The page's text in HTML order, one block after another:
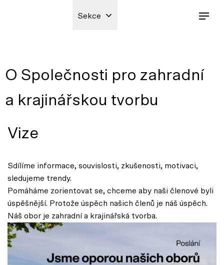
Sekce
O Společnosti pro zahradní
a krajinářskou tvorbu
Vize
Sdílíme informace, souvislosti, zkušenosti, motivaci,
sledujeme trendy.
Pomáháme zorientovat se, chceme aby naši členové byli
úspěšnější. Protože úspěch našich členů je náš úspěch.
Náš obor je zahradní a krajinářská tvorba.